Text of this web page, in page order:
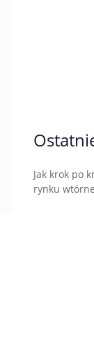
Jak krok po
rynku